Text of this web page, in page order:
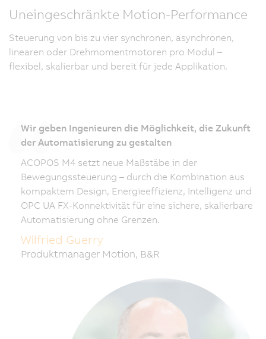
Uneingeschränkte Motion-Performance
Steuerung von bis zu vier synchronen, asynchronen,
linearen oder Drehmomentmotoren pro Modul –
flexibel, skalierbar und bereit für jede Applikation.
Wir geben Ingenieuren die Möglichkeit, die Zukunft
der Automatisierung zu gestalten
ACOPOS M4 setzt neue Maßstäbe in der
Bewegungssteuerung – durch die Kombination aus
kompaktem Design, Energieeffizienz, Intelligenz und
OPC UA FX-Konnektivität für eine sichere, skalierbare
Automatisierung ohne Grenzen.
Wilfried Guerry
Produktmanager Motion, B&R